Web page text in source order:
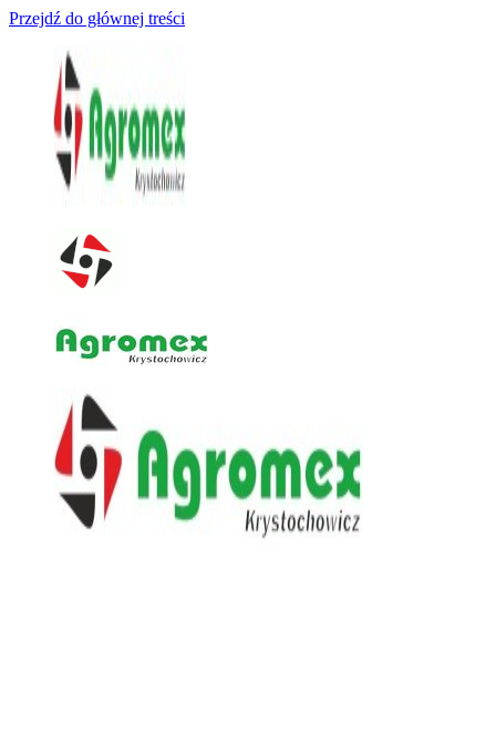
Przejdź do głównej treści